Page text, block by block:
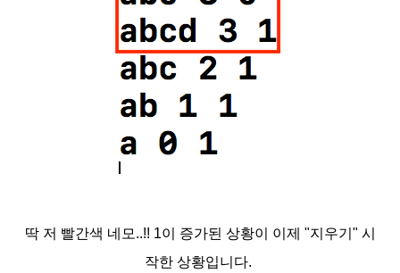
딱 저 빨간색 네모..!! 1이 증가된 상황이 이제 "지우기" 시
작한 상황입니다.